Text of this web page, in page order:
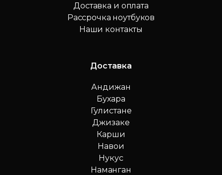
Доставка и оплата
Рассрочка ноутбуков
Наши контакты
Доставка
Андижан
Бухара
Гулистане
Джизаке
Карши
Навои
Нукус
Наманган